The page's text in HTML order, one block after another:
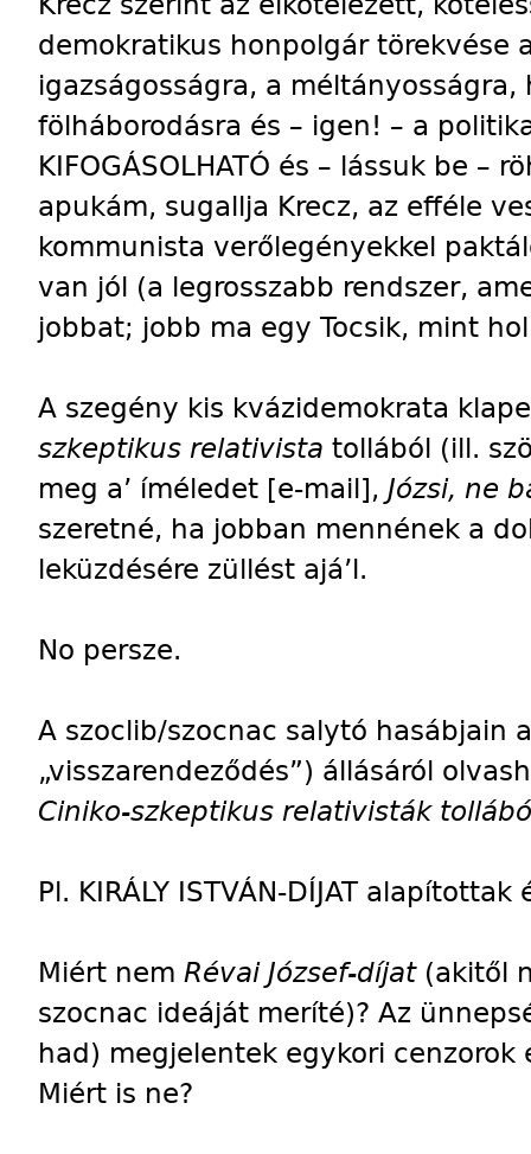
demokratikus honpolgár törekvése
igazságosságra, a méltányosságra,
fölháborodásra és – igen! – a
KIFOGÁSOLHATÓ és – lássuk be –
apukám, sugallja Krecz, az efféle
kommunista verőlegényekkel
van jól (a legrosszabb rendszer,
jobbat; jobb ma egy Tocsik, mint
A szegény kis kvázidemokrata
szkeptikus relativista tollából (ill.
meg a’ íméledet [e-mail], Józsi, ne
szeretné, ha jobban mennének a
leküzdésére züllést ajá’l.
No persze.
A szoclib/szocnac salytó hasábjain
„visszarendeződés”) állásáról
Ciniko-szkeptikus relativisták
Pl. KIRÁLY ISTVÁN-DÍJAT
Miért nem Révai József-díjat (akitől
szocnac ideáját meríté)? Az
had) megjelentek egykori cenzorok
Miért is ne?